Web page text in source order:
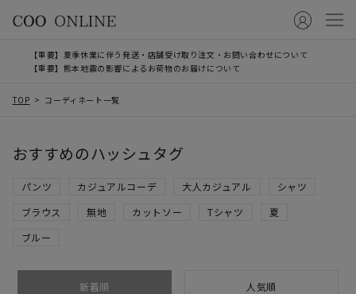
【重要】夏季休業に伴う発送・店舗受け取り注文・お問い合わせについて
【重要】熊本地震の影響によるお荷物のお届けについて
TOP コーディネート一覧
おすすめのハッシュタグ
パンツ カジュアルコーデ 大人カジュアル
シャツ
ブラウス
無地 カットソー Tシャツ
夏
ブルー
新着順 人気順